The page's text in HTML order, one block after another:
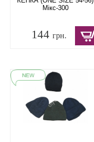
Мікс-300
144 грн.